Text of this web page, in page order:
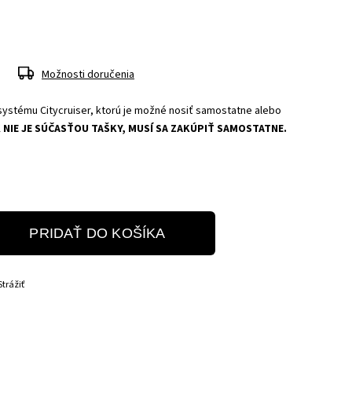
Citycruiser, ktorú je možné nosiť samostatne alebo
JE SÚČASŤOU TAŠKY, MUSÍ SA ZAKÚPIŤ SAMOSTATNE.
Možnosti doručenia
PRIDAŤ DO KOŠÍKA